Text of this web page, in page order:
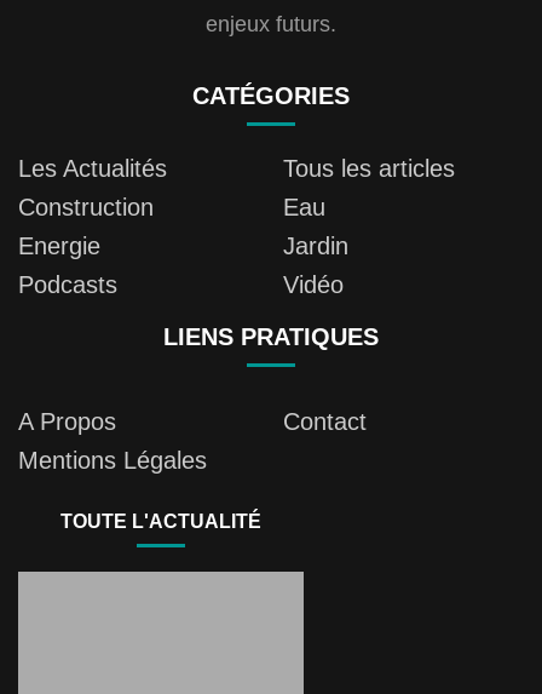
enjeux futurs.
CATÉGORIES
Les Actualités
Tous les articles
Construction
Eau
Energie
Jardin
Podcasts
Vidéo
LIENS PRATIQUES
A Propos
Contact
Mentions Légales
TOUTE L'ACTUALITÉ